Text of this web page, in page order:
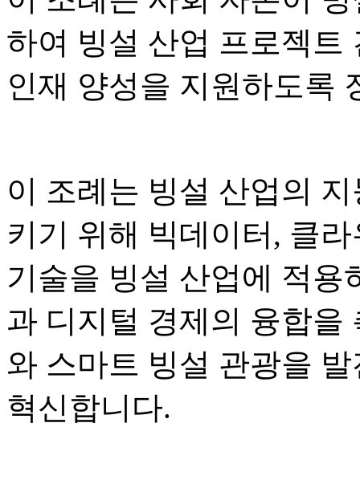
하여 빙설 산업 프로젝트
인재 양성을 지원하도록
이 조례는 빙설 산업의
키기 위해 빅데이터, 클
기술을 빙설 산업에 적용
과 디지털 경제의 융합을
와 스마트 빙설 관광을
혁신합니다.